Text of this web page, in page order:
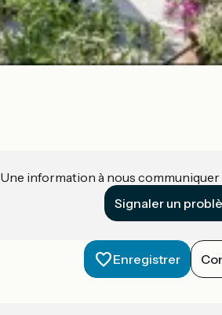
Une information à nous
Signaler un
Enregistrer